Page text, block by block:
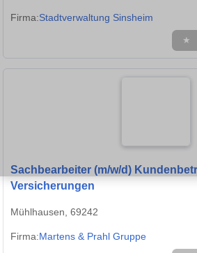
Firma:Stadtverwaltung Sinsheim
★
Sachbearbeiter (m/w/d)
Versicherungen
Mühlhausen, 69242
Firma:Martens & Prahl Gruppe